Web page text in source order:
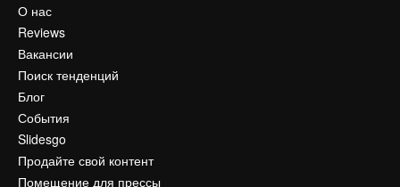
О нас
Reviews
Вакансии
Поиск тенденций
Блог
События
Slidesgo
Продайте свой контент
Помещение для прессы